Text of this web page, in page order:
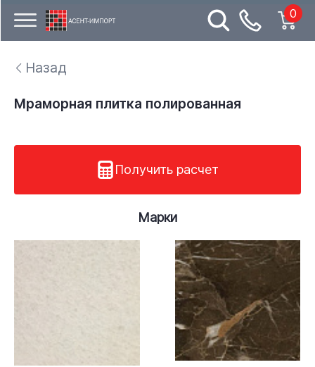
0
Назад
Мраморная плитка полированная
Получить расчет
Марки